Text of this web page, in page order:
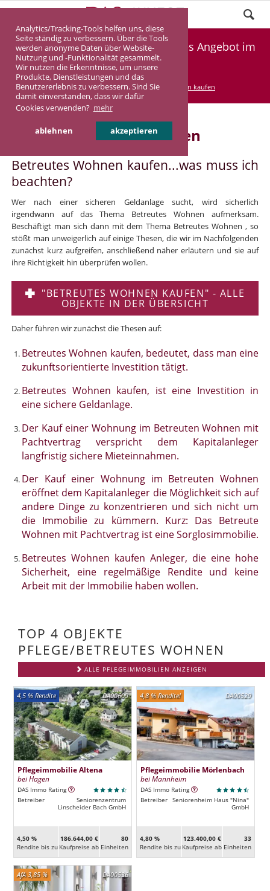
Analytics/Tracking-Tools helfen uns, diese
Seite ständig zu verbessern. Über die Tools
werden anonyme Daten über Website-
Nutzung und -Funktionalität gesammelt.
Wir nutzen die Erkenntnisse, um unsere
Produkte, Dienstleistungen und das
Benutzererlebnis zu verbessern. Sind Sie
damit einverstanden, dass wir dafür
Cookies verwenden? mehr
ablehnen akzeptieren
Betreutes Wohnen kaufen - größtes Angebot im
Bundesgebiet
DASINVEST Service Betreutes Wohnen kaufen
Betreutes Wohnen kaufen
Betreutes Wohnen kaufen...was muss ich
beachten?
Wer nach einer sicheren Geldanlage sucht, wird sicherlich
irgendwann auf das Thema Betreutes Wohnen aufmerksam.
Beschäftigt man sich dann mit dem Thema Betreutes Wohnen , so
stößt man unweigerlich auf einige Thesen, die wir im Nachfolgenden
zunächst kurz aufgreifen, anschließend näher erläutern und sie auf
ihre Richtigkeit hin überprüfen wollen.
"BETREUTES WOHNEN KAUFEN" - ALLE
OBJEKTE IN DER ÜBERSICHT
Daher führen wir zunächst die Thesen auf:
Betreutes Wohnen kaufen, bedeutet, dass man eine
zukunftsorientierte Investition tätigt.
Betreutes Wohnen kaufen, ist eine Investition in
eine sichere Geldanlage.
Der Kauf einer Wohnung im Betreuten Wohnen mit
Pachtvertrag verspricht dem Kapitalanleger
langfristig sichere Mieteinnahmen.
Der Kauf einer Wohnung im Betreuten Wohnen
eröffnet dem Kapitalanleger die Möglichkeit sich auf
andere Dinge zu konzentrieren und sich nicht um
die Immobilie zu kümmern. Kurz: Das Betreute
Wohnen mit Pachtvertrag ist eine Sorglosimmobilie.
Betreutes Wohnen kaufen Anleger, die eine hohe
Sicherheit, eine regelmäßige Rendite und keine
Arbeit mit der Immobilie haben wollen.
TOP 4 OBJEKTE
PFLEGE/BETREUTES WOHNEN
ALLE PFLEGEIMMOBILIEN ANZEIGEN
DA00609
4,5 % Rendite
Pflegeimmobilie Altena
bei Hagen
DAS Immo Rating
Betreiber
Seniorenzentrum
Linscheider Bach GmbH
4,50 %
Rendite bis zu
186.644,00 €
Kaufpreise ab
80
Ein­heiten
DA00529
4,8 % Rendite!
Pflegeimmobilie Mörlenbach
bei Mannheim
DAS Immo Rating
Betreiber Seniorenheim Haus "Nina"
GmbH
4,80 %
Rendite bis zu
123.400,00 €
Kaufpreise ab
33
Ein­heiten
DA00536
AfA 3,85 %